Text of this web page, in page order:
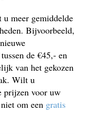
meer gemiddelde
Bijvoorbeeld,
de €45,- en
van het gekozen
Wilt u
prijzen voor uw
om een gratis